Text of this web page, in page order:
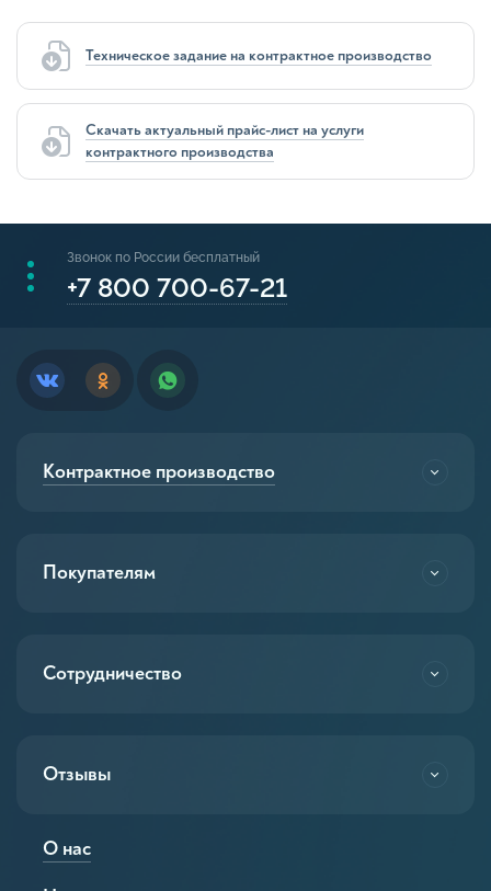
Техническое задание на контрактное производство
Скачать актуальный прайс-лист на услуги
контрактного производства
Звонок по России бесплатный
+7 800 700-67-21
Контрактное производство
Покупателям
Сотрудничество
Отзывы
О нас